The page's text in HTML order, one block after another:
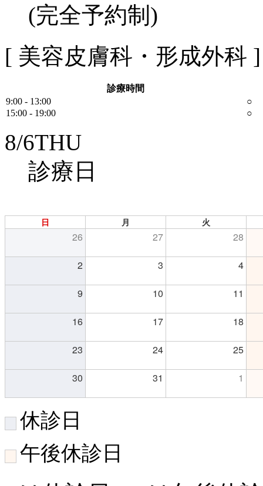
(完全予約制)
[ 美容皮膚科・形成外科 ]
診療時間
9:00 - 13:00
○
15:00 - 19:00
○
8/6THU
診療日
日 月 火
26 27 28
2 3 4
9 10 11
16 17 18
23 24 25
30 31 1
休診日
午後休診日